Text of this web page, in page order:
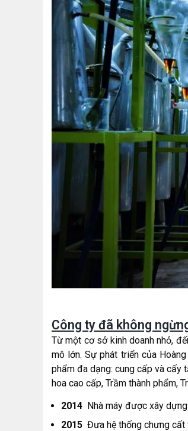
Công ty đã không
Từ một cơ sở kinh doanh nhỏ,
mô lớn. Sự phát triển của
phẩm đa dạng: cung cấp và cấy
hoa cao cấp, Trầm thành phẩm,
2014 Nhà máy được xây
2015 Đưa hệ thống chưng cất